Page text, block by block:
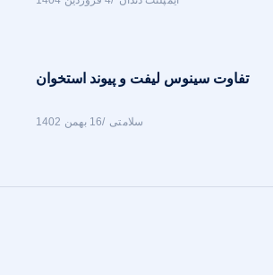
تفاوت سینوس لیفت و پیوند استخوان
سلامتی 16 بهمن 1402